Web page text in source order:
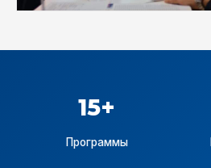
15+
Программы